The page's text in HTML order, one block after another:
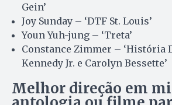
Gein’
Joy Sunday – ‘DTF St. Louis’
Youn Yuh-jung – ‘Treta’
Constance Zimmer – ‘História
Kennedy Jr. e Carolyn Bessette’
Melhor direção em